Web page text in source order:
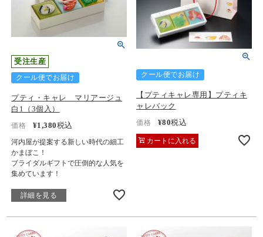
受注生産
クール便でお届け
プティ・キャレ マリアージュ
白1（3個入）
価格 ¥1,380税込
河内屋が提案する新しい時代の細工
かまぼこ！
ブライダルギフトで圧倒的な人気を
集めています！
詳細を見る
クール便でお届け
【プティキャレ専用】プティキ
ャレバック
価格 ¥80税込
カートに入れる